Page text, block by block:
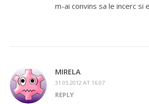
m-ai convins sa le incerc si
MIRELA
31.05.2012 AT 16:07
REPLY